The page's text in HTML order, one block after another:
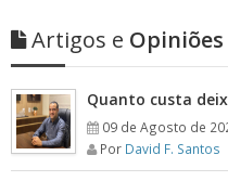
Artigos e Opiniões
Quanto custa
09 de Agosto de
Por David F. Santos